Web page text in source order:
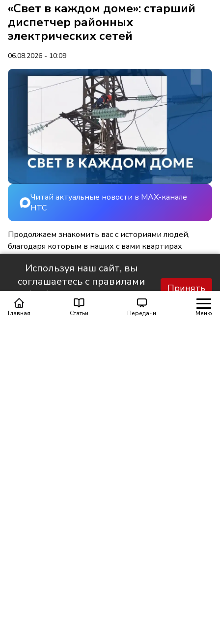
Главная Статьи Передачи Меню
«Свет в каждом доме»: старший
диспетчер районных
электрических сетей
06.08.2026 - 10:09
Читай актуальные новости в MAX-канале
НТС
Продолжаем знакомить вас с историями людей,
благодаря которым в наших с вами квартирах
Используя наш сайт, вы
соглашаетесь с правилами
обработки персональных
данных.
Принять